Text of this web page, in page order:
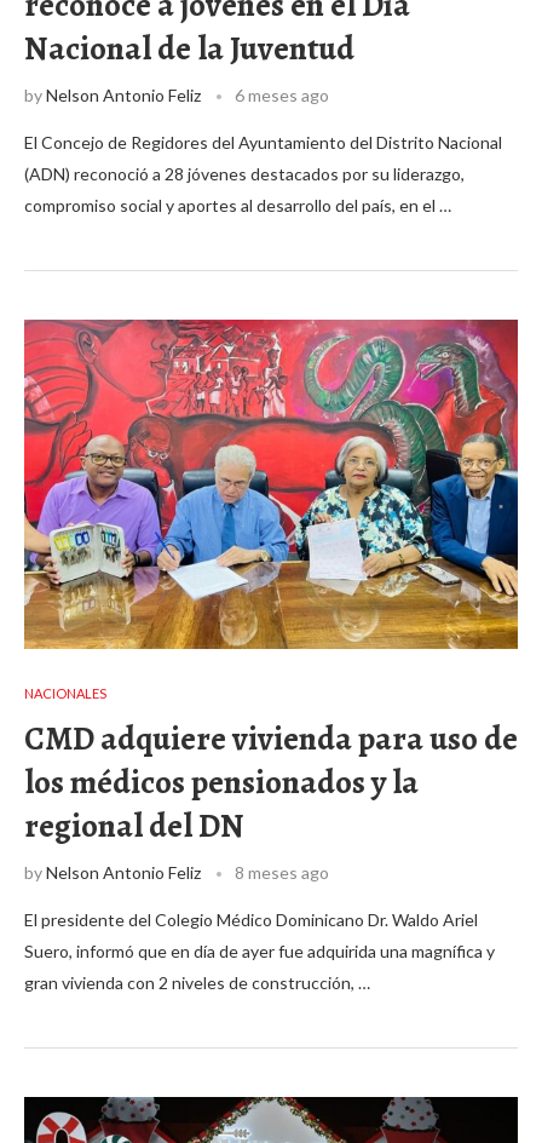
Nacional de la Juventud
byNelson Antonio Feliz 6 meses ago
El Concejo de Regidores del Ayuntamiento del Distrito Nacional
(ADN) reconoció a 28 jóvenes destacados por su liderazgo,
compromiso social y aportes al desarrollo del país, en el …
NACIONALES
CMD adquiere vivienda para uso de
los médicos pensionados y la
regional del DN
byNelson Antonio Feliz 8 meses ago
El presidente del Colegio Médico Dominicano Dr. Waldo Ariel
Suero, informó que en día de ayer fue adquirida una magnífica y
gran vivienda con 2 niveles de construcción, …